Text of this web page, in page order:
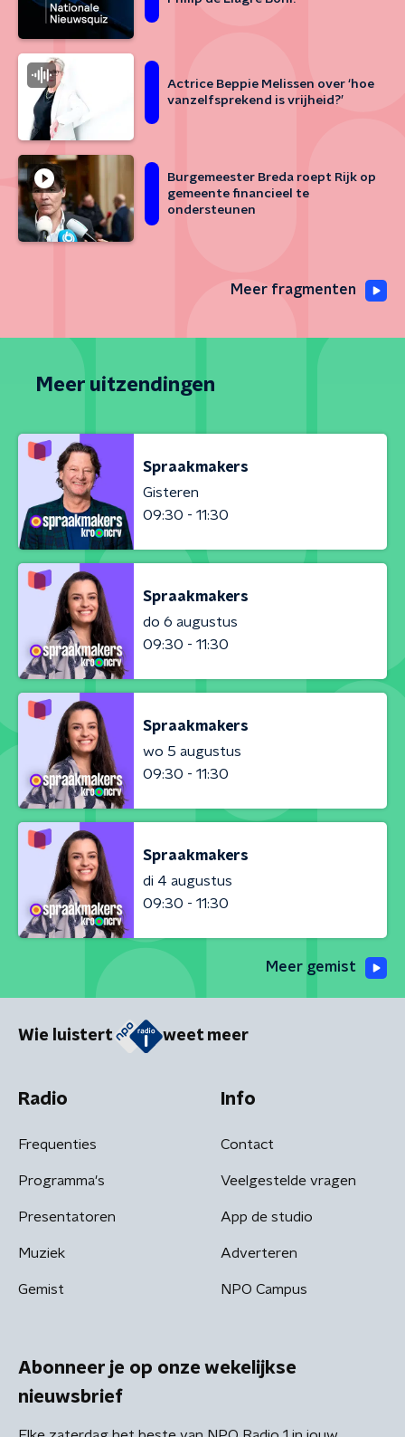
Actrice Beppie Melissen over ‘hoe
vanzelfsprekend is vrijheid?’
Burgemeester Breda roept Rijk op
gemeente financieel te
ondersteunen
Meer fragmenten
Meer uitzendingen
Spraakmakers
Gisteren
09:30 - 11:30
Spraakmakers
do 6 augustus
09:30 - 11:30
Spraakmakers
wo 5 augustus
09:30 - 11:30
Spraakmakers
di 4 augustus
09:30 - 11:30
Meer gemist
Wie luistert weet meer
Radio
Frequenties
Programma's
Presentatoren
Muziek
Gemist
Info
Contact
Veelgestelde vragen
App de studio
Adverteren
NPO Campus
Abonneer je op onze wekelijkse
nieuwsbrief